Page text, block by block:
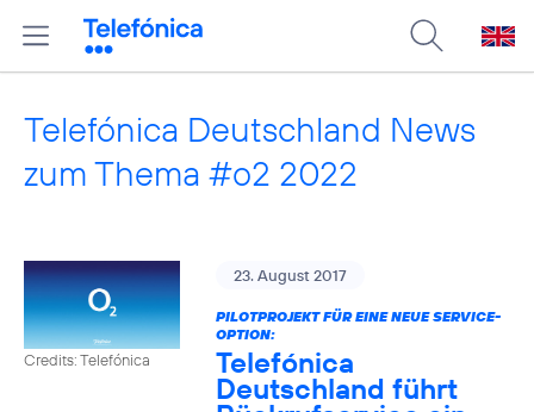
Telefónica Deutschland News
zum Thema #o2 2022
Credits: Telefónica
23. August 2017
PILOTPROJEKT FÜR EINE NEUE SERVICE-
OPTION:
Telefónica
Deutschland führt